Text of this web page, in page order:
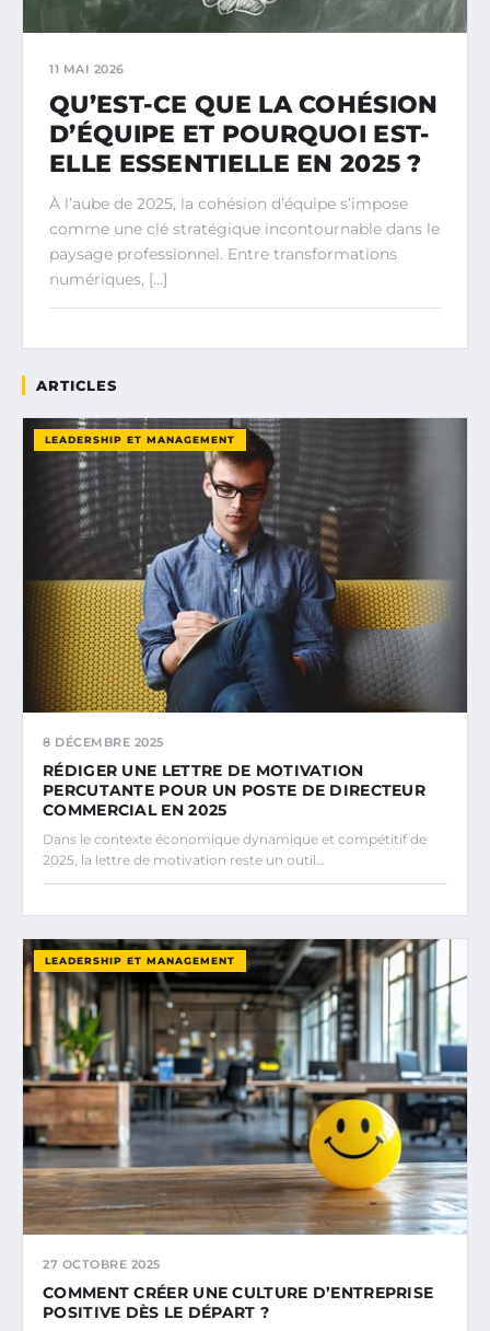
11 MAI 2026
QU’EST-CE QUE LA COHÉSION
D’ÉQUIPE ET POURQUOI EST-
ELLE ESSENTIELLE EN 2025 ?
À l’aube de 2025, la cohésion d’équipe s’impose
comme une clé stratégique incontournable dans le
paysage professionnel. Entre transformations
numériques, […]
ARTICLES
LEADERSHIP ET MANAGEMENT
8 DÉCEMBRE 2025
RÉDIGER UNE LETTRE DE MOTIVATION
PERCUTANTE POUR UN POSTE DE DIRECTEUR
COMMERCIAL EN 2025
Dans le contexte économique dynamique et compétitif de
2025, la lettre de motivation reste un outil…
LEADERSHIP ET MANAGEMENT
27 OCTOBRE 2025
COMMENT CRÉER UNE CULTURE D’ENTREPRISE
POSITIVE DÈS LE DÉPART ?